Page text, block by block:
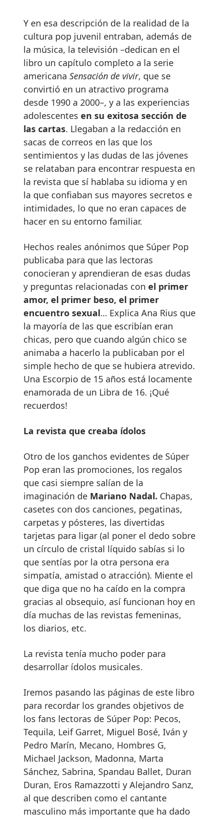
Y en esa descripción de la realidad de la
cultura pop juvenil entraban, además de
la música, la televisión –dedican en el
libro un capítulo completo a la serie
americana Sensación de vivir, que se
convirtió en un atractivo programa
desde 1990 a 2000–, y a las experiencias
adolescentes en su exitosa sección de
las cartas. Llegaban a la redacción en
sacas de correos en las que los
sentimientos y las dudas de las jóvenes
se relataban para encontrar respuesta en
la revista que sí hablaba su idioma y en
la que confiaban sus mayores secretos e
intimidades, lo que no eran capaces de
hacer en su entorno familiar.
Hechos reales anónimos que Súper Pop
publicaba para que las lectoras
conocieran y aprendieran de esas dudas
y preguntas relacionadas con el primer
amor, el primer beso, el primer
encuentro sexual… Explica Ana Rius que
la mayoría de las que escribían eran
chicas, pero que cuando algún chico se
animaba a hacerlo la publicaban por el
simple hecho de que se hubiera atrevido.
Una Escorpio de 15 años está locamente
enamorada de un Libra de 16. ¡Qué
recuerdos!
La revista que creaba ídolos
Otro de los ganchos evidentes de Súper
Pop eran las promociones, los regalos
que casi siempre salían de la
imaginación de Mariano Nadal. Chapas,
casetes con dos canciones, pegatinas,
carpetas y pósteres, las divertidas
tarjetas para ligar (al poner el dedo sobre
un círculo de cristal líquido sabías si lo
que sentías por la otra persona era
simpatía, amistad o atracción). Miente el
que diga que no ha caído en la compra
gracias al obsequio, así funcionan hoy en
día muchas de las revistas femeninas,
los diarios, etc.
La revista tenía mucho poder para
desarrollar ídolos musicales.
Iremos pasando las páginas de este libro
para recordar los grandes objetivos de
los fans lectoras de Súper Pop: Pecos,
Tequila, Leif Garret, Miguel Bosé, Iván y
Pedro Marín, Mecano, Hombres G,
Michael Jackson, Madonna, Marta
Sánchez, Sabrina, Spandau Ballet, Duran
Duran, Eros Ramazzotti y Alejandro Sanz,
al que describen como el cantante
masculino más importante que ha dado